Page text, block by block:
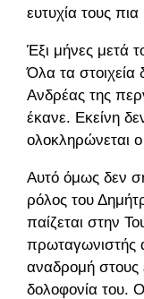
ευτυχία τους
Έξι μήνες μετά
Όλα τα στοιχεία
Ανδρέας της
έκανε. Εκείνη
ολοκληρώνεται
Αυτό όμως δεν
ρόλος του
παίζεται στην
πρωταγωνιστής
αναδρομή στους
δολοφονία του.